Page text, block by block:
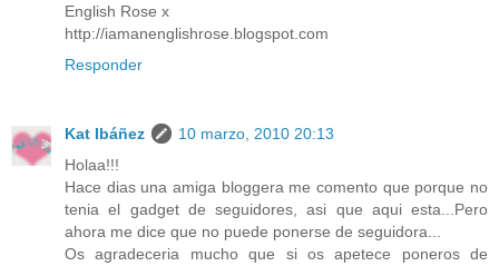
English Rose x
http://iamanenglishrose.blogspot.com
Responder
Kat Ibáñez
10 marzo, 2010 20:13
Holaa!!!
Hace dias una amiga bloggera me comento que porque no
tenia el gadget de seguidores, asi que aqui esta...Pero
ahora me dice que no puede ponerse de seguidora...
Os agradeceria mucho que si os apetece poneros de